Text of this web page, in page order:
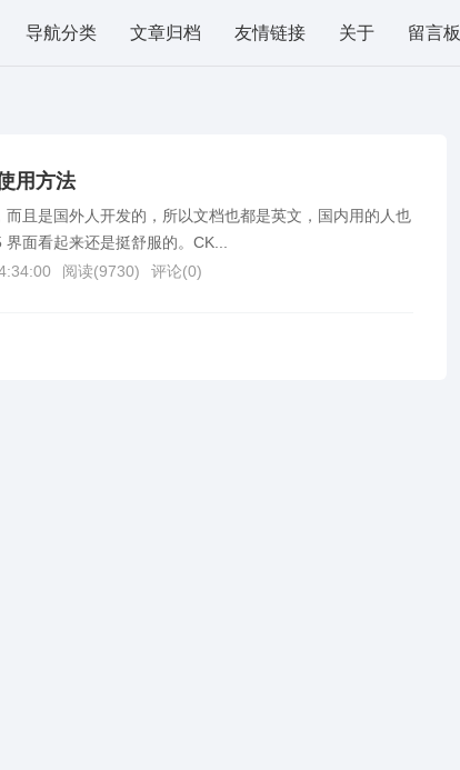
导航分类 文章归档 友情链接 关于 留言板
用方法
且是国外人开发的，所以文档也都是英文，国内用的人也
面看起来还是挺舒服的。CK...
阅读(9730) 评论(0)